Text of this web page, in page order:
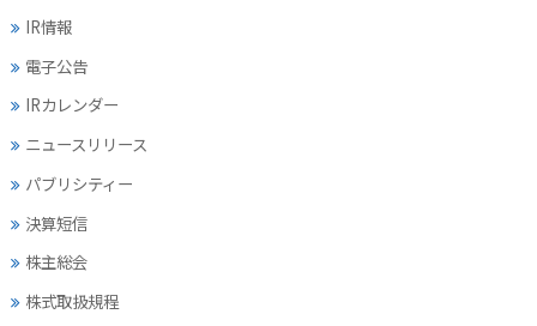
IR情報
電子公告
IRカレンダー
ニュースリリース
パブリシティー
決算短信
株主総会
株式取扱規程